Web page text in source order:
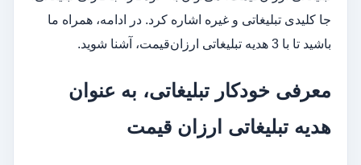
جا کلیدی تبلیغاتی و غیره اشاره کرد. در ادامه، همراه ما
باشید تا با 3 هدیه تبلیغاتی ارزان‌قیمت، آشنا شوید.
معرفی خودکار تبلیغاتی، به عنوان
هدیه تبلیغاتی ارزان قیمت